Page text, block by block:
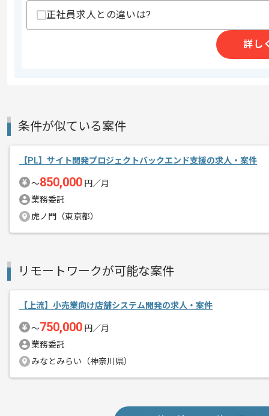
その他募集要項
募集人数
作業開始日
2025/10/01
ご経験と実績に応じて別案件のご提案
新しいアイディアや技術を積極的に導入
経験豊富なメンバーと成長が出来る環境
正社員求人との違いは?
詳し
条件が似ている案件
【PL】サイト開発プロジェクトバックエンド支援の求人・案件
〜850,000 円／月
業務委託
虎ノ門（東京都）
リモートワークが可能な案件
【上流】小売業向け店舗システム開発の求人・案件
〜750,000 円／月
業務委託
みなとみらい（神奈川県）